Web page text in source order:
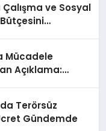
Çalışma ve Sosyal
Bütçesini
Mücadele
Açıklama:
Terörsüz
Gündemde